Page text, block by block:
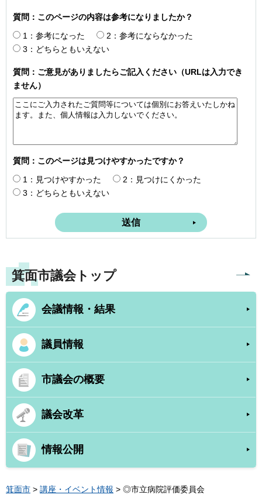
質問：このページの内容は参考になりましたか？
1：参考になった
2：参考にならなかった
3：どちらともいえない
質問：ご意見がありましたらご記入ください（URLは入力でき
ません）
質問：このページは見つけやすかったですか？
1：見つけやすかった
2：見つけにくかった
3：どちらともいえない
箕面市議会トップ
会議情報・結果
議員情報
市議会の概要
議会改革
情報公開
箕面市 > 講座・イベント情報 > ◎市立病院評価委員会